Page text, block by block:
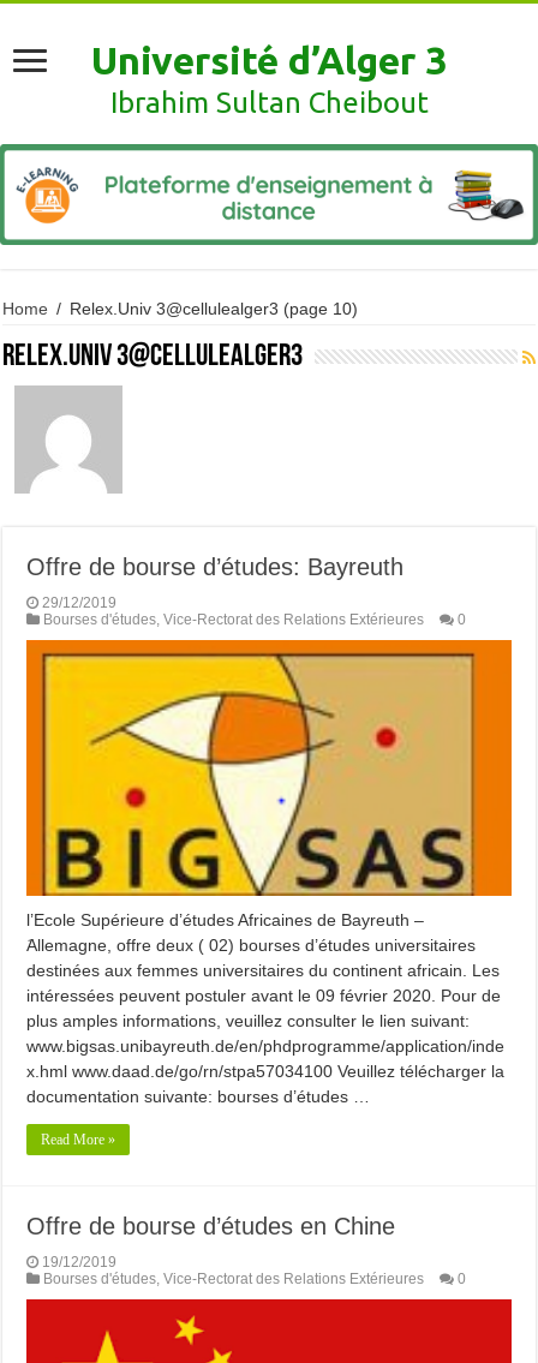
Université d’Alger 3
Ibrahim Sultan Cheibout
Home / Relex.Univ 3@cellulealger3 (page 10)
Relex.Univ 3@cellulealger3
Offre de bourse d’études: Bayreuth
29/12/2019
Bourses d'études,Vice-Rectorat des Relations Extérieures 0
l’Ecole Supérieure d’études Africaines de Bayreuth –
َAllemagne, offre deux ( 02) bourses d’études universitaires
destinées aux femmes universitaires du continent africain. Les
intéressées peuvent postuler avant le 09 février 2020. Pour de
plus amples informations, veuillez consulter le lien suivant:
www.bigsas.unibayreuth.de/en/phdprogramme/application/inde
x.hml www.daad.de/go/rn/stpa57034100 Veuillez télécharger la
documentation suivante: bourses d’études …
Read More »
Offre de bourse d’études en Chine
19/12/2019
Bourses d'études,Vice-Rectorat des Relations Extérieures 0